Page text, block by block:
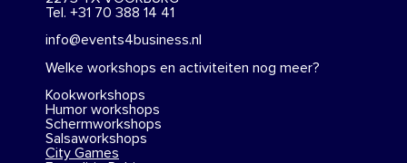
Tel. +31 70 388 14 41
info@events4business.nl
Welke workshops en activiteiten nog meer?
Kookworkshops
Humor workshops
Schermworkshops
Salsaworkshops
City Games